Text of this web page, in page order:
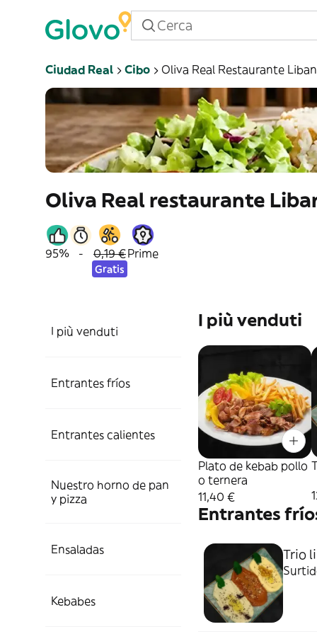
Ciudad Real Cibo Oliva Real Restaurante
Oliva Real restaurante
95% - 0,19 €
Gratis
Prime
I più venduti
Entrantes fríos
Entrantes calientes
Nuestro horno de pan
y pizza
Ensaladas
Kebabes
I più venduti
Plato de kebab pollo
o ternera
11,40 €
Entrantes
Trio